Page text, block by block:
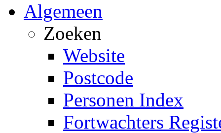
Algemeen
Zoeken
Website
Postcode
Personen Index
Fortwachters